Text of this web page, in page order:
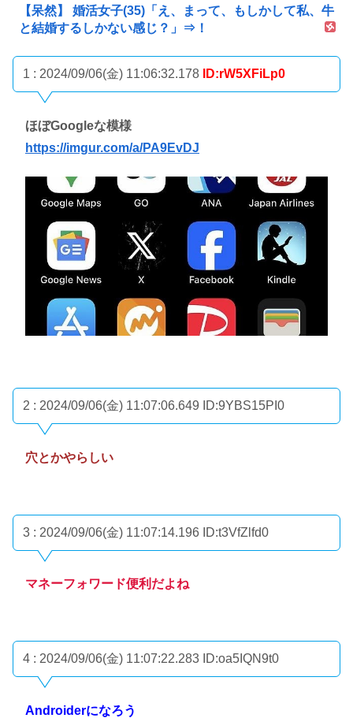
【呆然】 婚活女子(35)「え、まって、もしかして私、牛
と結婚するしかない感じ？」⇒！
1 : 2024/09/06(金) 11:06:32.178 ID:rW5XFiLp0
ほぼGoogleな模様
https://imgur.com/a/PA9EvDJ
2 : 2024/09/06(金) 11:07:06.649 ID:9YBS15PI0
穴とかやらしい
3 : 2024/09/06(金) 11:07:14.196 ID:t3VfZlfd0
マネーフォワード便利だよね
4 : 2024/09/06(金) 11:07:22.283 ID:oa5IQN9t0
Androiderになろう